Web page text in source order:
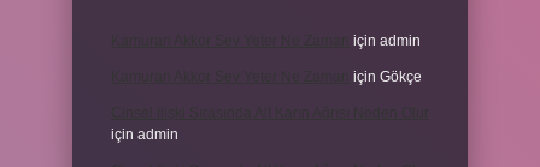
için admin
için Gökçe
için admin